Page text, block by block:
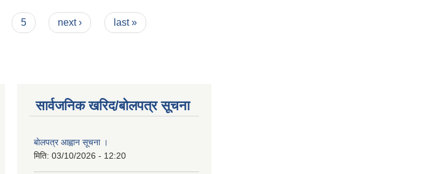
5 next › last »
सार्वजनिक खरिद/बोलपत्र सूचना
बाेलपत्र आह्वान सूचना ।
मिति: 03/10/2026 - 12:20